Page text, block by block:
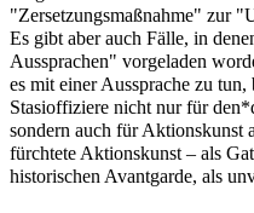
"Zersetzungsmaßnahme" zur
Es gibt aber auch Fälle, in
Aussprachen" vorgeladen
es mit einer Aussprache zu
Stasioffiziere nicht nur für
sondern auch für Aktionskunst
fürchtete Aktionskunst – als
historischen Avantgarde, als